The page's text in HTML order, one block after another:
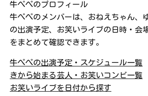
牛ぺぺのプロフィール
牛ぺぺのメンバーは、おねえちゃん、
の出演予定、お笑いライブの日時・会
をまとめて確認できます。
牛ぺぺの出演予定・スケジュール一覧
きから始まる芸人・お笑いコンビ一覧
お笑いライブを日付から探す